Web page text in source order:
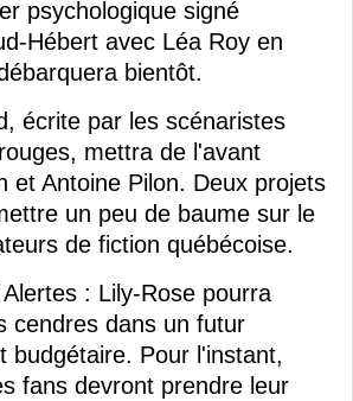
psychologique signé
Hébert avec Léa Roy en
bientôt.
écrite par les scénaristes
mettra de l'avant
et Antoine Pilon. Deux projets
un peu de baume sur le
de fiction québécoise.
: Lily-Rose pourra
cendres dans un futur
budgétaire. Pour l'instant,
fans devront prendre leur